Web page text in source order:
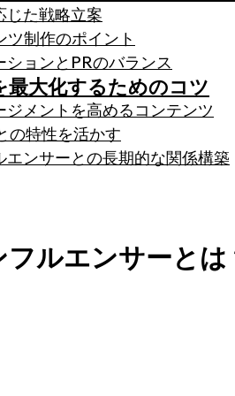
じた戦略立案
ツ制作のポイント
ションとPRのバランス
最大化するためのコツ
ジメントを高めるコンテンツ
の特性を活かす
エンサーとの長期的な関係構築
フルエンサーとは